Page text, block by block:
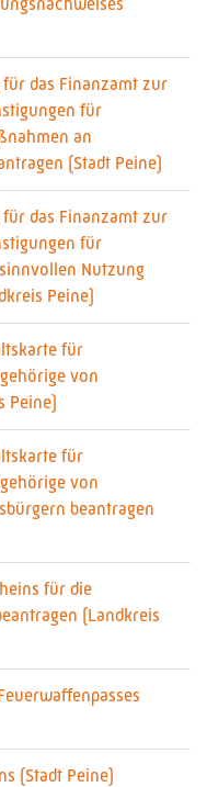
das Finanzamt zur
für
an
(Stadt Peine)
das Finanzamt zur
für
Nutzung
Peine)
für
von
Peine)
für
von
beantragen
für die
(Landkreis
(Stadt Peine)